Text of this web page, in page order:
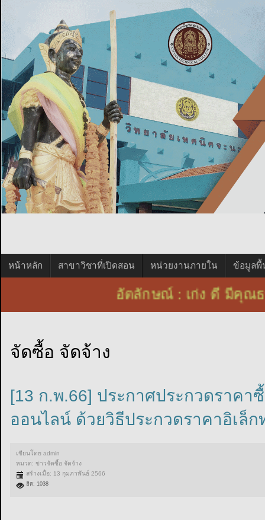
หน้าหลัก สาขาวิชาที่เปิดสอน หน่วยงานภายใน ข้อมูลพื้
อัตลักษณ์ : เก่ง ดี มี
จัดซื้อ จัดจ้าง
[13 ก.พ.66] ประกาศประกวดราค
ออนไลน์ ด้วยวิธีประกวดราคาอิเล็
เขียนโดยadmin
หมวด:ข่าวจัดซื้อ จัดจ้าง
สร้างเมื่อ: 13 กุมภาพันธ์ 2566
ฮิต: 1038